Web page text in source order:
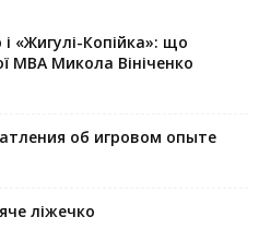
«Жигулі-Копійка»: що
МВА Микола Вініченко
об игровом опыте
ліжечко